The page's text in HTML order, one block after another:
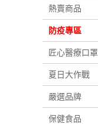
熱賣商品
防疫專區
匠心醫療口罩
夏日大作戰
嚴選品牌
保健食品